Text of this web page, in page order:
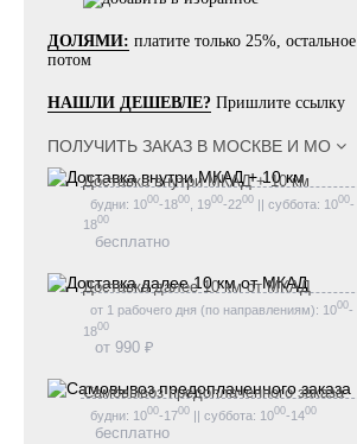
ДОЛЯМИ: платите только 25%, остальное
потом
НАШЛИ ДЕШЕВЛЕ? Пришлите ссылку
ПОЛУЧИТЬ ЗАКАЗ В МОСКВЕ И МО
Доставка внутри МКАД + 10 км
будни: 1000-1800 , 1900-2200 || суббота: 1000-
1800
бесплатно
Доставка далее 10 км от МКАД
от 1 рабочего дня (по направлениям): 1000-
1800
от 990 ₽
Самовывоз предоплаченного заказа
будни: 1000-1700 || суббота: 1000-1400
бесплатно